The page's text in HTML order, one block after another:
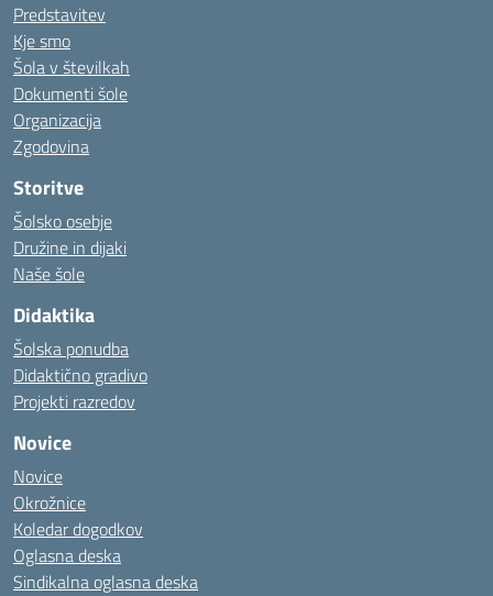
Predstavitev
Kje smo
Šola v številkah
Dokumenti šole
Organizacija
Zgodovina
Storitve
Šolsko osebje
Družine in dijaki
Naše šole
Didaktika
Šolska ponudba
Didaktično gradivo
Projekti razredov
Novice
Novice
Okrožnice
Koledar dogodkov
Oglasna deska
Sindikalna oglasna deska